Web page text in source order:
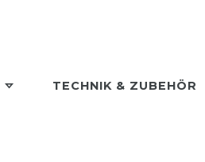
TECHNIK & ZUBEHÖR